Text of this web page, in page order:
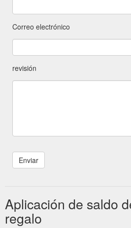
Correo electrónico
revisión
Aplicación de saldo
regalo